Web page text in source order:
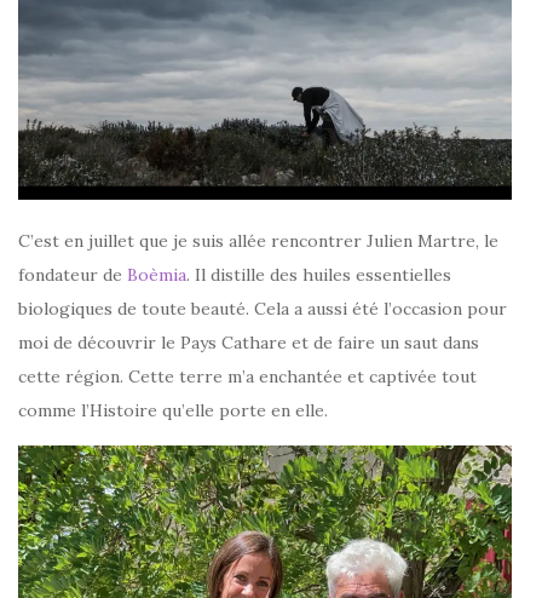
C’est en juillet que je suis allée rencontrer Julien Martre, le
fondateur de Boèmia. Il distille des huiles essentielles
biologiques de toute beauté. Cela a aussi été l’occasion pour
moi de découvrir le Pays Cathare et de faire un saut dans
cette région. Cette terre m’a enchantée et captivée tout
comme l’Histoire qu’elle porte en elle.